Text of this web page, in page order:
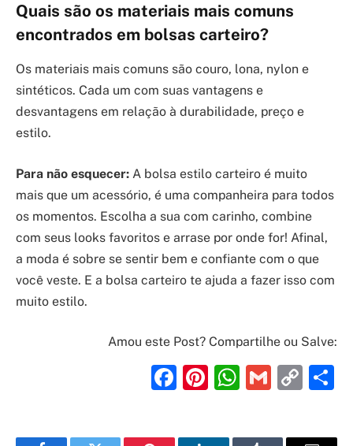
Quais são os materiais mais comuns
encontrados em bolsas carteiro?
Os materiais mais comuns são couro, lona, nylon e
sintéticos. Cada um com suas vantagens e
desvantagens em relação à durabilidade, preço e
estilo.
Para não esquecer: A bolsa estilo carteiro é muito
mais que um acessório, é uma companheira para todos
os momentos. Escolha a sua com carinho, combine
com seus looks favoritos e arrase por onde for! Afinal,
a moda é sobre se sentir bem e confiante com o que
você veste. E a bolsa carteiro te ajuda a fazer isso com
muito estilo.
Amou este Post? Compartilhe ou Salve:
Facebook
Pinterest
Gmail